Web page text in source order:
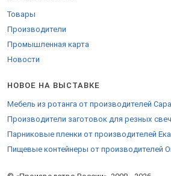
Товары
Производители
Промышленная карта
Новости
НОВОЕ НА ВЫСТАВКЕ
Мебель из ротанга от производителей
Производители заготовок для резных
Парниковые пленки от производителей
Пищевые контейнеры от производителей